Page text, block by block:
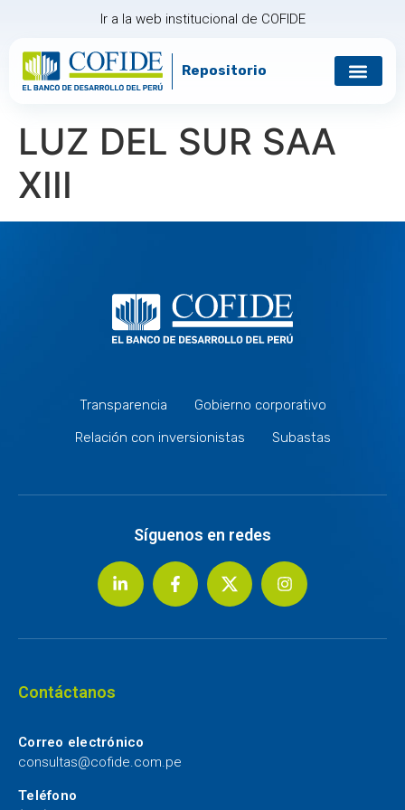
Ir a la web institucional de COFIDE
Repositorio
LUZ DEL SUR SAA
XIII
Transparencia
Gobierno corporativo
Relación con inversionistas
Subastas
Síguenos en redes
Contáctanos
Correo electrónico
consultas@cofide.com.pe
Teléfono